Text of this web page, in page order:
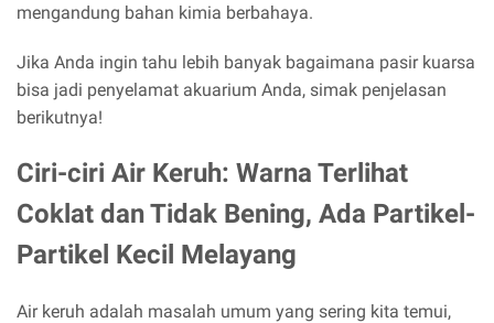
mengandung bahan kimia berbahaya.
Jika Anda ingin tahu lebih banyak bagaimana pasir kuarsa
bisa jadi penyelamat akuarium Anda, simak penjelasan
berikutnya!
Ciri-ciri Air Keruh: Warna Terlihat
Coklat dan Tidak Bening, Ada Partikel-
Partikel Kecil Melayang
Air keruh adalah masalah umum yang sering kita temui,